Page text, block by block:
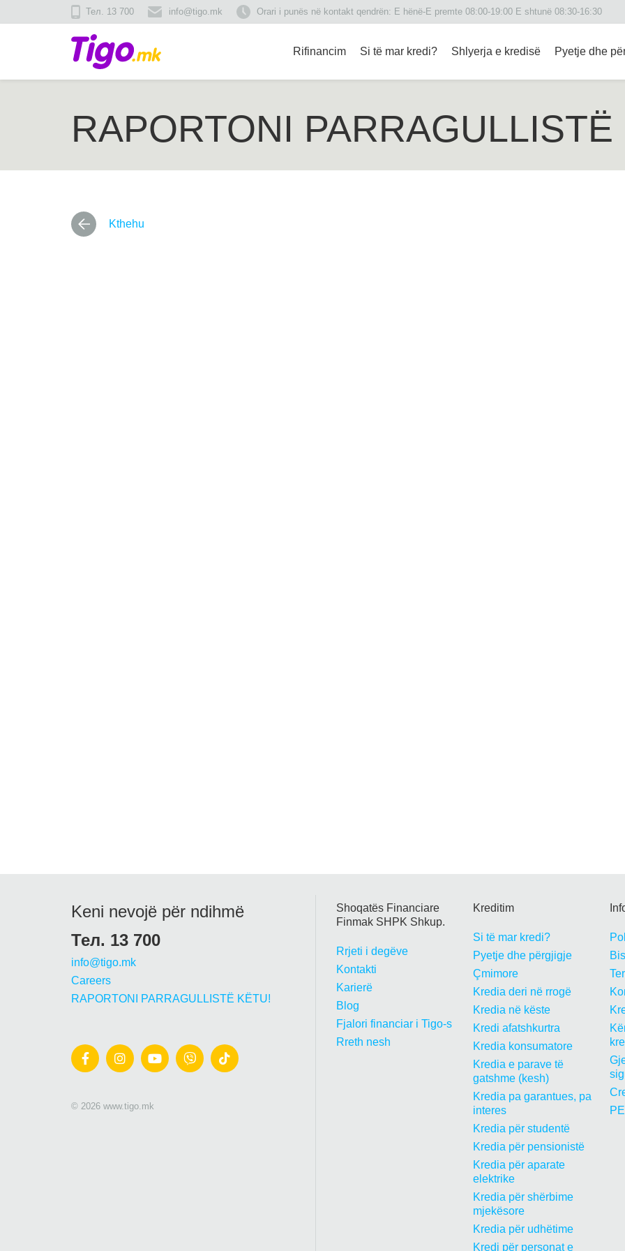
Тел. 13 700 info@tigo.mk Orari i punës në kontakt qendrën: Е hënë-E premte 08:00-19:00 E shtunë 08:30-16:30
Rifinancim Si të mar kredi? Shlyerja e kredisë Pyetje dhe
RAPORTONI PARRAGULLISTË
Kthehu
Keni nevojë për ndihmë
Тел. 13 700
info@tigo.mk
Careers
RAPORTONI PARRAGULLISTË KËTU!
© 2026 www.tigo.mk
Shoqatës Financiare
Finmak SHPK Shkup.
Rrjeti i degëve
Kontakti
Karierë
Blog
Fjalori financiar i Tigo-s
Rreth nesh
Kreditim
Si të mar kredi?
Pyetje dhe përgjigje
Çmimore
Kredia deri në rrogë
Kredia në këste
Kredi afatshkurtra
Kredia konsumatore
Kredia e parave të
gatshme (kesh)
Kredia pa garantues, pa
interes
Kredia për studentë
Kredia për pensionistë
Kredia për aparate
elektrike
Kredia për shërbime
mjekësore
Kredia për udhëtime
Kredi për personat e